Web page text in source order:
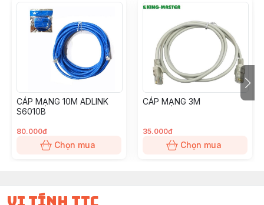
CÁP MẠNG 10M ADLINK
S6010B
80.000đ
Chọn mua
CÁP MẠNG 3M
35.000đ
Chọn mua